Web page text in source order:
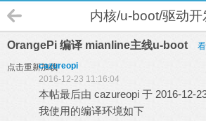
内核/u-boot/驱动开
OrangePi 编译 mianline主线u-boot
点击重新加载cazureopi
2016-12-23 11:16:04
本帖最后由 cazureopi 于 2016-12-
我使用的编译环境如下